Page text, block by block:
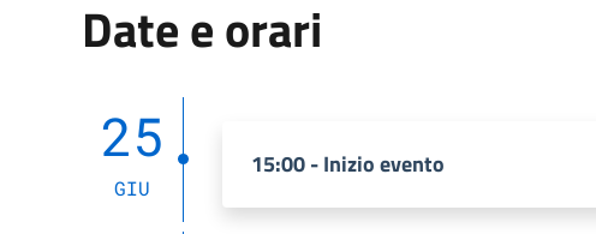
Date e orari
25
GIU
15:00 - Inizio evento